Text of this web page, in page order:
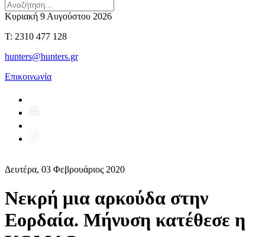
Κυριακή 9 Αυγούστου 2026
T: 2310 477 128
hunters@hunters.gr
Επικοινωνία
Δευτέρα, 03 Φεβρουάριος 2020
Νεκρή μια αρκούδα στην
Εορδαία. Μήνυση κατέθεσε η